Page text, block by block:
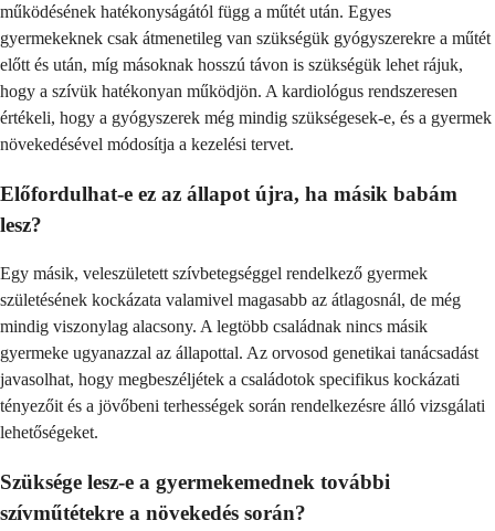
működésének hatékonyságától függ a műtét után. Egyes
gyermekeknek csak átmenetileg van szükségük gyógyszerekre a műtét
előtt és után, míg másoknak hosszú távon is szükségük lehet rájuk,
hogy a szívük hatékonyan működjön. A kardiológus rendszeresen
értékeli, hogy a gyógyszerek még mindig szükségesek-e, és a gyermek
növekedésével módosítja a kezelési tervet.
Előfordulhat-e ez az állapot újra, ha másik babám
lesz?
Egy másik, veleszületett szívbetegséggel rendelkező gyermek
születésének kockázata valamivel magasabb az átlagosnál, de még
mindig viszonylag alacsony. A legtöbb családnak nincs másik
gyermeke ugyanazzal az állapottal. Az orvosod genetikai tanácsadást
javasolhat, hogy megbeszéljétek a családotok specifikus kockázati
tényezőit és a jövőbeni terhességek során rendelkezésre álló vizsgálati
lehetőségeket.
Szüksége lesz-e a gyermekemednek további
szívműtétekre a növekedés során?